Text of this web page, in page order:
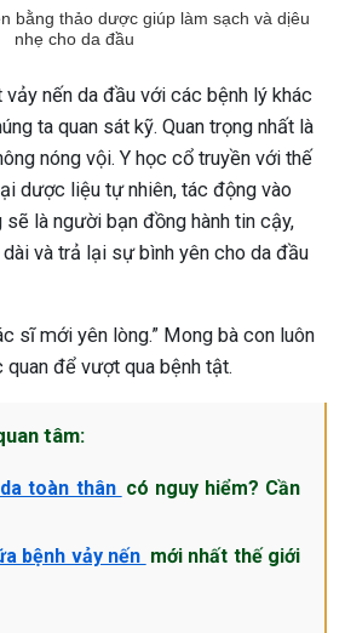
bằng thảo dược giúp làm sạch và dịêu
nhẹ cho da đầu
vảy nến da đầu với các bệnh lý khác
ta quan sát kỹ. Quan trọng nhất là
nóng vội. Y học cổ truyền với thế
dược liệu tự nhiên, tác động vào
là người bạn đồng hành tin cậy,
và trả lại sự bình yên cho da đầu
sĩ mới yên lòng.” Mong bà con luôn
để vượt qua bệnh tật.
tâm:
toàn thân có nguy hiểm? Cần
bệnh vảy nến mới nhất thế giới